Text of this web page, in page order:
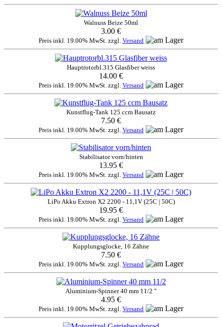
Walnuss Beize 50ml
3.00 €
Preis inkl. 19.00% MwSt. zzgl. Versand
Hauptrotorbl.315 Glasfiber weiss
14.00 €
Preis inkl. 19.00% MwSt. zzgl. Versand
Kunstflug-Tank 125 ccm Bausatz
7.50 €
Preis inkl. 19.00% MwSt. zzgl. Versand
Stabilisator vorn/hinten
13.95 €
Preis inkl. 19.00% MwSt. zzgl. Versand
LiPo Akku Extron X2 2200 - 11,1V (25C | 50C)
19.95 €
Preis inkl. 19.00% MwSt. zzgl. Versand
Kupplungsglocke, 16 Zähne
7.50 €
Preis inkl. 19.00% MwSt. zzgl. Versand
Aluminium-Spinner 40 mm 11/2 "
4.95 €
Preis inkl. 19.00% MwSt. zzgl. Versand